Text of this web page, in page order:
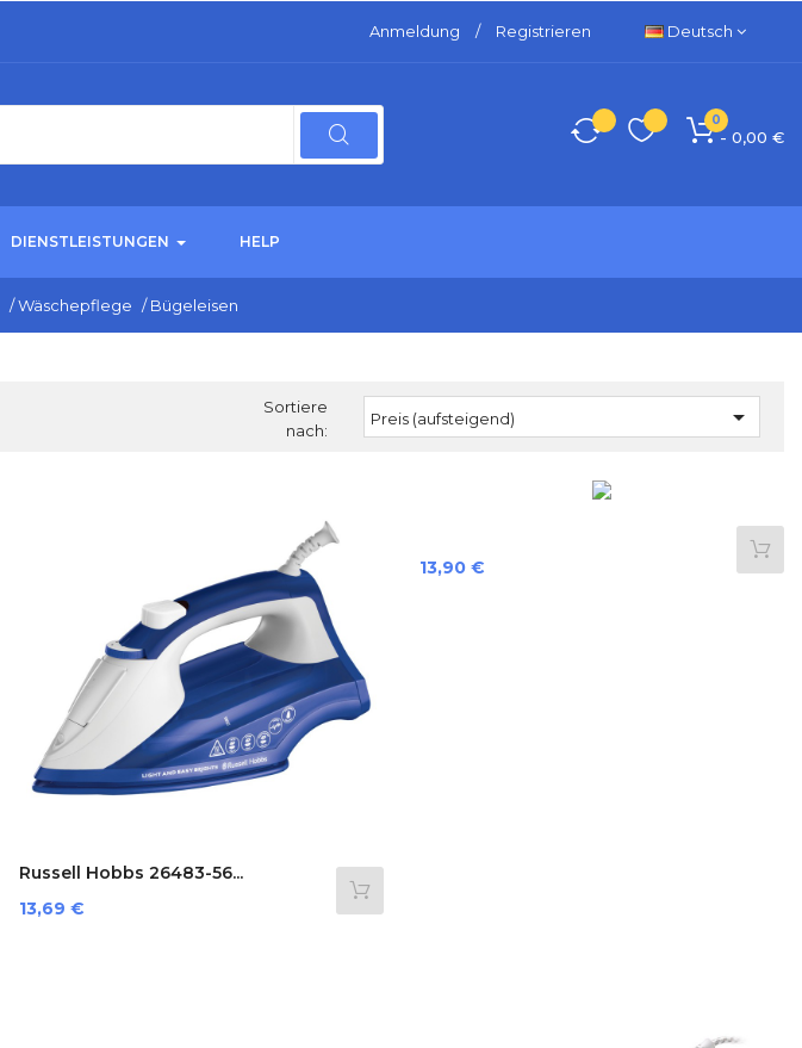
Anmeldung / Registrieren Deutsch
0
- 0,00 €
DIENSTLEISTUNGEN HELP
/ Wäschepflege / Bügeleisen
Sortiere
nach:
Preis (aufsteigend) 
Russell Hobbs 26483-56...
Preis
13,69 €
Preis
13,90 €